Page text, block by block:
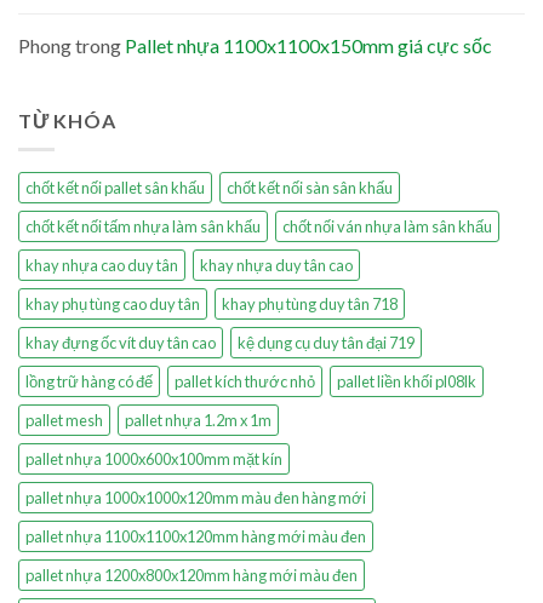
Phongtrong Pallet nhựa 1100x1100x150mm giá cực sốc
TỪ KHÓA
chốt kết nối pallet sân khấu
chốt kết nối sàn sân khấu
chốt kết nối tấm nhựa làm sân khấu
chốt nối ván nhựa làm sân khấu
khay nhựa cao duy tân
khay nhựa duy tân cao
khay phụ tùng cao duy tân
khay phụ tùng duy tân 718
khay đựng ốc vít duy tân cao
kệ dụng cụ duy tân đại 719
lồng trữ hàng có đế
pallet kích thước nhỏ
pallet liền khối pl08lk
pallet mesh
pallet nhựa 1.2m x 1m
pallet nhựa 1000x600x100mm mặt kín
pallet nhựa 1000x1000x120mm màu đen hàng mới
pallet nhựa 1100x1100x120mm hàng mới màu đen
pallet nhựa 1200x800x120mm hàng mới màu đen